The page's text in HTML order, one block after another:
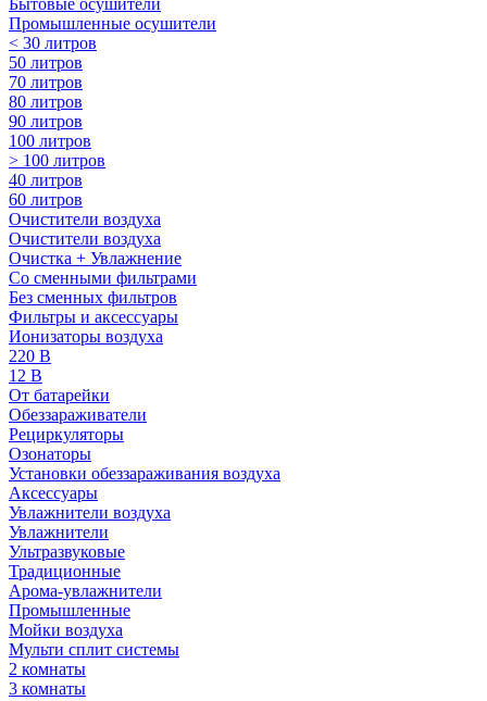
Бытовые осушители
Промышленные осушители
< 30 литров
50 литров
70 литров
80 литров
90 литров
100 литров
> 100 литров
40 литров
60 литров
Очистители воздуха
Очистители воздуха
Очистка + Увлажнение
Cо сменными фильтрами
Без сменных фильтров
Фильтры и аксессуары
Ионизаторы воздуха
220 В
12 В
От батарейки
Обеззараживатели
Рециркуляторы
Озонаторы
Установки обеззараживания воздуха
Аксессуары
Увлажнители воздуха
Увлажнители
Ультразвуковые
Традиционные
Арома-увлажнители
Промышленные
Мойки воздуха
Мульти сплит системы
2 комнаты
3 комнаты